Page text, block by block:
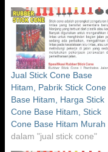
Jual Stick Cone Base
Hitam, Pabrik Stick Cone
Base Hitam, Harga Stick
Cone Base Hitam, Stick
Cone Base Hitam Murah
dalam "jual stick cone"